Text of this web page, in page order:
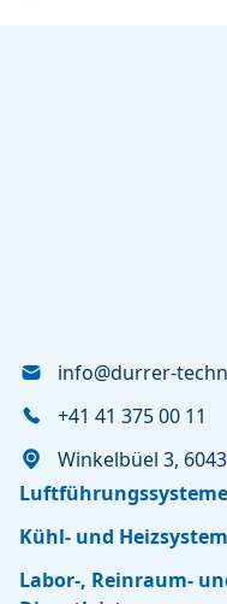
info@durrer-
+41 41 375 00 11
Winkelbüel 3,
Luftführungssysteme
Kühl- und
Labor-, Reinraum-